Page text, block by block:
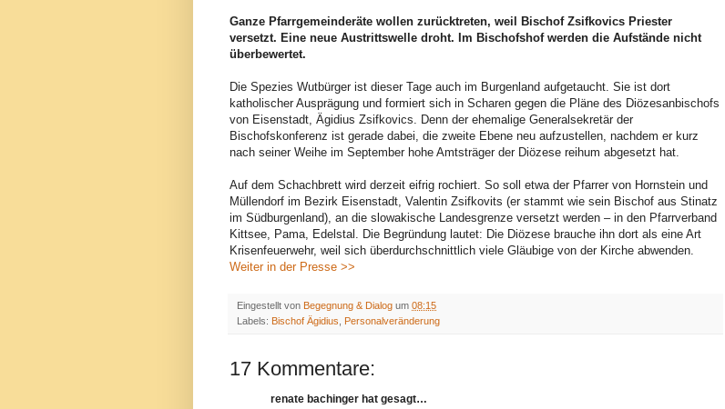
Ganze Pfarrgemeinderäte wollen zurücktreten, weil Bischof Zsifkovics Priester
versetzt. Eine neue Austrittswelle droht. Im Bischofshof werden die Aufstände nicht
überbewertet.
Die Spezies Wutbürger ist dieser Tage auch im Burgenland aufgetaucht. Sie ist dort
katholischer Ausprägung und formiert sich in Scharen gegen die Pläne des Diözesanbischofs
von Eisenstadt, Ägidius Zsifkovics. Denn der ehemalige Generalsekretär der
Bischofskonferenz ist gerade dabei, die zweite Ebene neu aufzustellen, nachdem er kurz
nach seiner Weihe im September hohe Amtsträger der Diözese reihum abgesetzt hat.
Auf dem Schachbrett wird derzeit eifrig rochiert. So soll etwa der Pfarrer von Hornstein und
Müllendorf im Bezirk Eisenstadt, Valentin Zsifkovits (er stammt wie sein Bischof aus Stinatz
im Südburgenland), an die slowakische Landesgrenze versetzt werden – in den Pfarrverband
Kittsee, Pama, Edelstal. Die Begründung lautet: Die Diözese brauche ihn dort als eine Art
Krisenfeuerwehr, weil sich überdurchschnittlich viele Gläubige von der Kirche abwenden.
Weiter in der Presse >>
Eingestellt von Begegnung & Dialog um 08:15
Labels: Bischof Ägidius Personalveränderung
17 Kommentare:
renate bachinger hat gesagt…